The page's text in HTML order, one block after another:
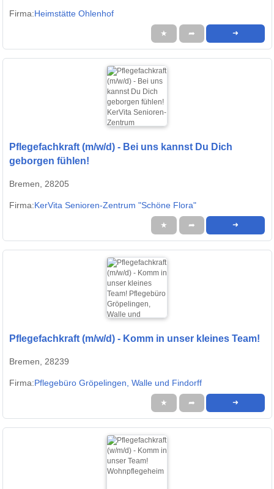
Firma:Heimstätte Ohlenhof
★ ➦ ➜
Pflegefachkraft (m/w/d) - Bei uns kannst Du Dich
geborgen fühlen!
Bremen, 28205
Firma:KerVita Senioren-Zentrum "Schöne Flora"
★ ➦ ➜
Pflegefachkraft (m/w/d) - Komm in unser kleines Team!
Bremen, 28239
Firma:Pflegebüro Gröpelingen, Walle und Findorff
★ ➦ ➜